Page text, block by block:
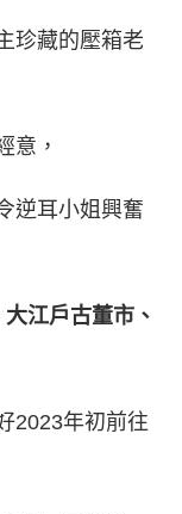
珍藏的壓箱老
意，
逆耳小姐興奮
大江戶古董市 、
2023年初前往